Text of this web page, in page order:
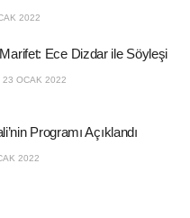
2022
Ece Dizdar ile Söyleşi
23 OCAK 2022
Programı Açıklandı
2022